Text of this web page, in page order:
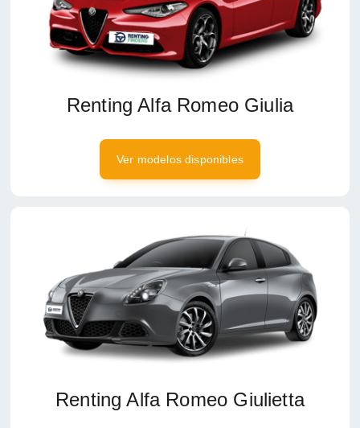
Renting Alfa Romeo Giulia
Ver modelos disponibles
Renting Alfa Romeo Giulietta